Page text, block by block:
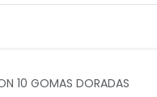
10 GOMAS DORADAS